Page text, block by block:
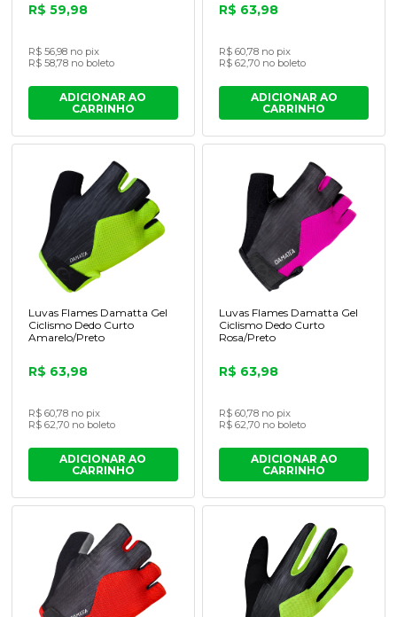
R$ 59,98
R$ 56,98 no pix
R$ 58,78 no boleto
ADICIONAR AO
CARRINHO
R$ 63,98
R$ 60,78 no pix
R$ 62,70 no boleto
ADICIONAR AO
CARRINHO
Luvas Flames Damatta Gel
Ciclismo Dedo Curto
Amarelo/Preto
R$ 63,98
R$ 60,78 no pix
R$ 62,70 no boleto
ADICIONAR AO
CARRINHO
Luvas Flames Damatta Gel
Ciclismo Dedo Curto
Rosa/Preto
R$ 63,98
R$ 60,78 no pix
R$ 62,70 no boleto
ADICIONAR AO
CARRINHO